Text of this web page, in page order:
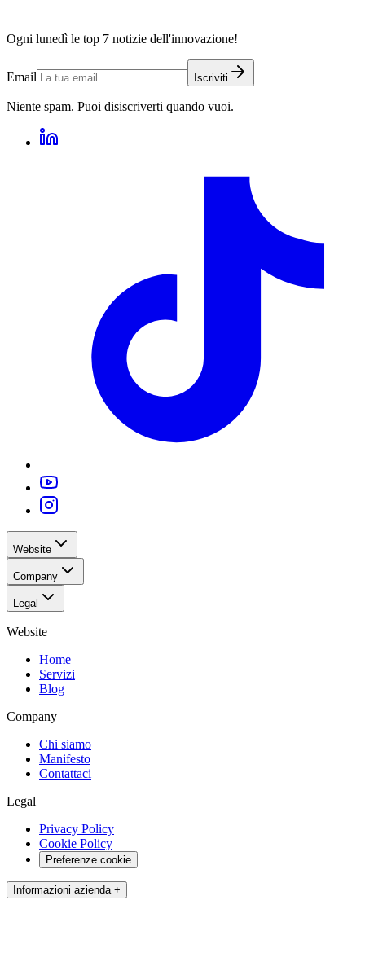
Ogni lunedì le top 7 notizie dell'innovazione!
Email Iscriviti
Niente spam. Puoi disiscriverti quando vuoi.
Website
Company
Legal
Website
Home
Servizi
Blog
Company
Chi siamo
Manifesto
Contattaci
Legal
Privacy Policy
Cookie Policy
Preferenze cookie
Informazioni azienda +